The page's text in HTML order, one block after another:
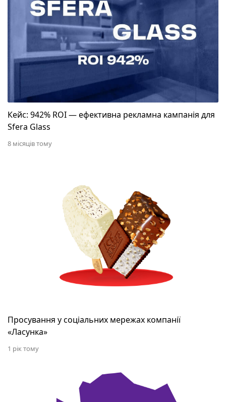
Кейс: 942% ROI — ефективна рекламна кампанія для
Sfera Glass
8 місяців тому
Просування у соціальних мережах компанії
«Ласунка»
1 рік тому
Просування музичного фестивалю «Джаз на